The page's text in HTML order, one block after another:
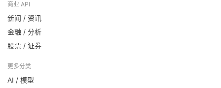
商业 API
新闻 / 资讯
金融 / 分析
股票 / 证券
更多分类
AI / 模型